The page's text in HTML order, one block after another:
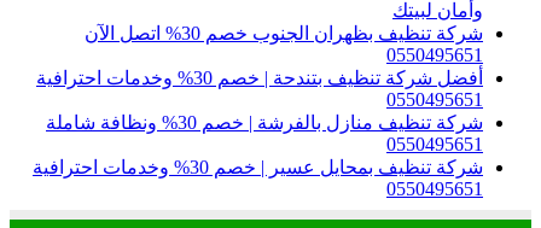
وأمان لبيتك
شركة تنظيف بظهران الجنوب خصم 30% اتصل الآن
0550495651
أفضل شركة تنظيف بتندحة | خصم 30% وخدمات احترافية
0550495651
شركة تنظيف منازل بالفرشة | خصم 30% ونظافة شاملة
0550495651
شركة تنظيف بمحايل عسير | خصم 30% وخدمات احترافية
0550495651